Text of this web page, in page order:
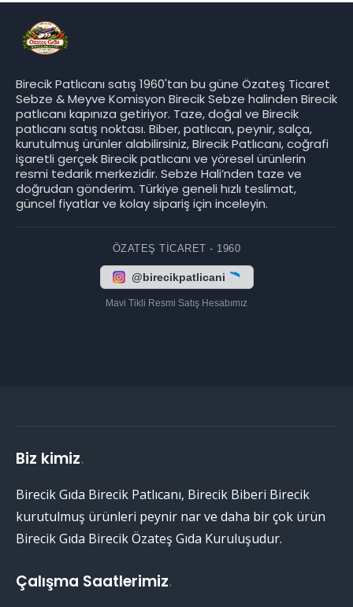
Birecik Patlıcanı satış 1960'tan bu güne Özateş Ticaret
Sebze & Meyve Komisyon Birecik Sebze halinden Birecik
patlıcanı kapınıza getiriyor. Taze, doğal ve Birecik
patlıcanı satış noktası. Biber, patlıcan, peynir, salça,
kurutulmuş ürünler alabilirsiniz, Birecik Patlıcanı, coğrafi
işaretli gerçek Birecik patlıcanı ve yöresel ürünlerin
resmi tedarik merkezidir. Sebze Hali’nden taze ve
doğrudan gönderim. Türkiye geneli hızlı teslimat,
güncel fiyatlar ve kolay sipariş için inceleyin.
ÖZATEŞ TICARET - 1960
@birecikpatlicani
Mavi Tikli Resmi Satış Hesabımız
Biz kimiz.
Birecik Gıda Birecik Patlıcanı, Birecik Biberi Birecik
kurutulmuş ürünleri peynir nar ve daha bir çok ürün
Birecik Gıda Birecik Özateş Gıda Kuruluşudur.
Çalışma Saatlerimiz.